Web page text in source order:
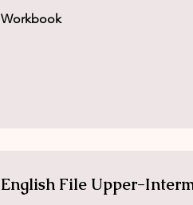
Workbook
English File Upper-